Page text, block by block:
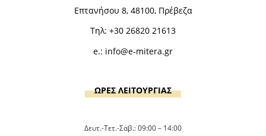
Επτανήσου 8, 48100, Πρέβεζα
Τηλ: +30 26820 21613
e.: info@e-mitera.gr
ΩΡΕΣ ΛΕΙΤΟΥΡΓΙΑΣ
Δευτ.-Τετ.-Σαβ.: 09:00 – 14:00